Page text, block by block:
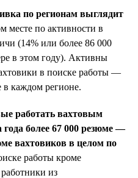
по регионам выглядит
месте по активности в
(14% или более 86 000
в этом году). Активны
в поиске работы —
в каждом регионе.
работать вахтовым
года более 67 000 резюме —
вахтовиков в целом по
работы кроме
из